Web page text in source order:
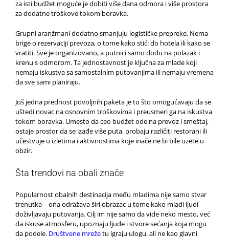
za isti budžet moguće je dobiti više dana odmora i više prostora
za dodatne troškove tokom boravka.
Grupni aranžmani dodatno smanjuju logističke prepreke. Nema
brige o rezervaciji prevoza, o tome kako stići do hotela ili kako se
vratiti. Sve je organizovano, a putnici samo dođu na polazak i
krenu s odmorom. Ta jednostavnost je ključna za mlade koji
nemaju iskustva sa samostalnim putovanjima ili nemaju vremena
da sve sami planiraju.
Još jedna prednost povoljnih paketa je to što omogućavaju da se
uštedi novac na osnovnim troškovima i preusmeri ga na iskustva
tokom boravka. Umesto da ceo budžet ode na prevoz i smeštaj,
ostaje prostor da se izađe više puta, probaju različiti restorani ili
učestvuje u izletima i aktivnostima koje inače ne bi bile uzete u
obzir.
Šta trendovi na obali znače
Popularnost obalnih destinacija među mladima nije samo stvar
trenutka – ona odražava širi obrazac u tome kako mladi ljudi
doživljavaju putovanja. Cilj im nije samo da vide neko mesto, već
da iskuse atmosferu, upoznaju ljude i stvore sećanja koja mogu
da podele. Društvene mrežetu igraju ulogu, ali ne kao glavni